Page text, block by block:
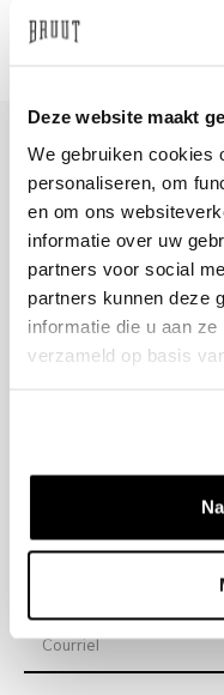
Deze website maakt
We gebruiken cookies
personaliseren, om
en om ons
informatie over uw
partners voor social
partners kunnen deze
informatie die u aan
verzameld op basis
+31 23 205 2006
info@bruut.nl
Formulaire de contact
Ouvert jusqu’à 18:00
VOIR LES HORAIRES
Expéditions